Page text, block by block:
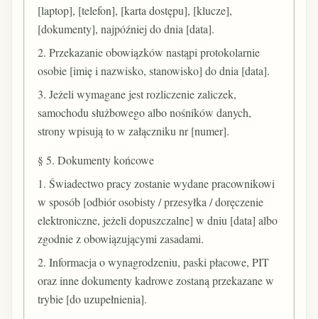
[laptop], [telefon], [karta dostępu], [klucze],
[dokumenty], najpóźniej do dnia [data].
2. Przekazanie obowiązków nastąpi protokolarnie
osobie [imię i nazwisko, stanowisko] do dnia [data].
3. Jeżeli wymagane jest rozliczenie zaliczek,
samochodu służbowego albo nośników danych,
strony wpisują to w załączniku nr [numer].
§ 5. Dokumenty końcowe
1. Świadectwo pracy zostanie wydane pracownikowi
w sposób [odbiór osobisty / przesyłka / doręczenie
elektroniczne, jeżeli dopuszczalne] w dniu [data] albo
zgodnie z obowiązującymi zasadami.
2. Informacja o wynagrodzeniu, paski płacowe, PIT
oraz inne dokumenty kadrowe zostaną przekazane w
trybie [do uzupełnienia].